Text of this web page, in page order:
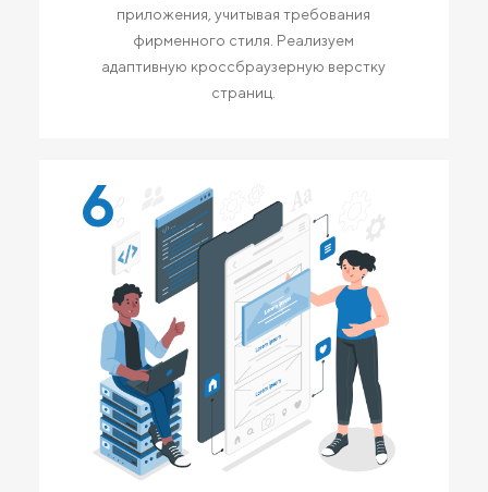
приложения, учитывая требования
фирменного стиля. Реализуем
адаптивную кроссбраузерную верстку
страниц.
6